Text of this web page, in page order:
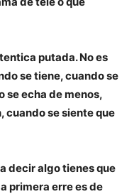
putada. No es
se tiene, cuando se
se echa de menos,
cuando se siente que
decir algo tienes que
primera erre es de